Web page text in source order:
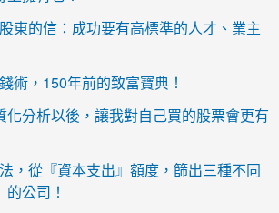
東的信：成功要有高標準的人才、業主
術，150年前的致富寶典！
化分析以後，讓我對自己買的股票會更有
，從『資本支出』額度，篩出三種不同
公司！